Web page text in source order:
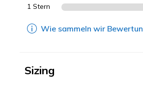
1 Stern
Wie sammeln wir
Sizing